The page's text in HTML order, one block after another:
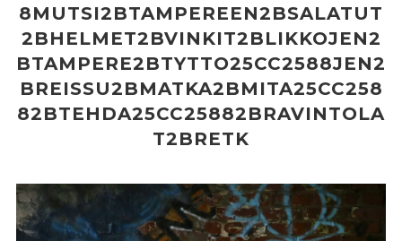
8MUTSI2BTAMPEREEN2BSALATUT
2BHELMET2BVINKIT2BLIKKOJEN2
BTAMPERE2BTYTTO25CC2588JEN2
BREISSU2BMATKA2BMITA25CC258
82BTEHDA25CC25882BRAVINTOLA
T2BRETK